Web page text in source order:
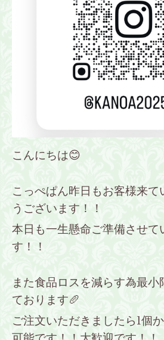
こんにちは😊
こっぺぱん昨日もお客様来て
うございます！！
本日も一生懸命ご準備させて
す！！
また食品ロスを減らす為最
ております🥖
ご注文いただきましたら1個